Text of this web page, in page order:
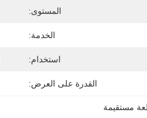
المستوى:
الخدمة:
استخدام:
القدرة على العرض: